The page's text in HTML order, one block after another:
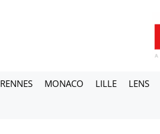
RENNES MONACO LILLE LENS